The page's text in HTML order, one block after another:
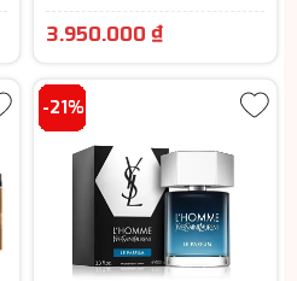
3-6h)
3.950.000 ₫Giá
3.950.000
-21%